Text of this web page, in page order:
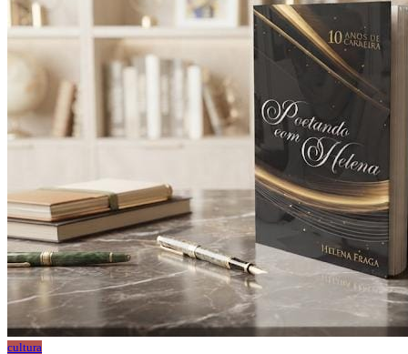
cultura